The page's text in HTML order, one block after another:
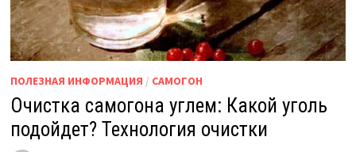
ПОЛЕЗНАЯ ИНФОРМАЦИЯ / САМОГОН
Очистка самогона углем: Какой уголь
подойдет? Технология очистки